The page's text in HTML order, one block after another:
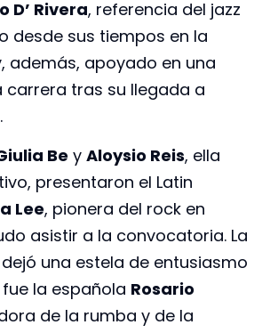
D’ Rivera, referencia del jazz
desde sus tiempos en la
además, apoyado en una
tras su llegada a
Be y Aloysio Reis, ella
presentaron el Latin
Lee, pionera del rock en
asistir a la convocatoria. La
una estela de entusiasmo
la española Rosario
de la rumba y de la